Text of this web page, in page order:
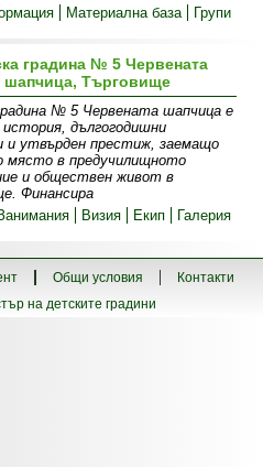
Материална база Групи
градина № 5 Червената
шапчица, Търговище
№ 5 Червената шапчица е
дългогодишни
и утвърден престиж, заемащо
място в предучилищното
и обществен живот в
Финансира
Визия Екип Галерия
Общи условия
Контакти
на детските градини